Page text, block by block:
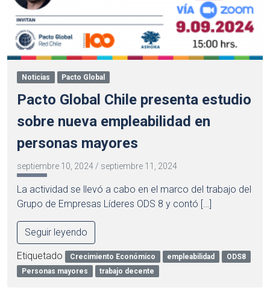
Noticias Pacto Global
Pacto Global Chile presenta estudio
sobre nueva empleabilidad en
personas mayores
septiembre 10, 2024 / septiembre 11, 2024
La actividad se llevó a cabo en el marco del trabajo del
Grupo de Empresas Líderes ODS 8 y contó […]
Seguir leyendo
Etiquetado Crecimiento Económico empleabilidad
ODS8
Personas mayores
trabajo decente